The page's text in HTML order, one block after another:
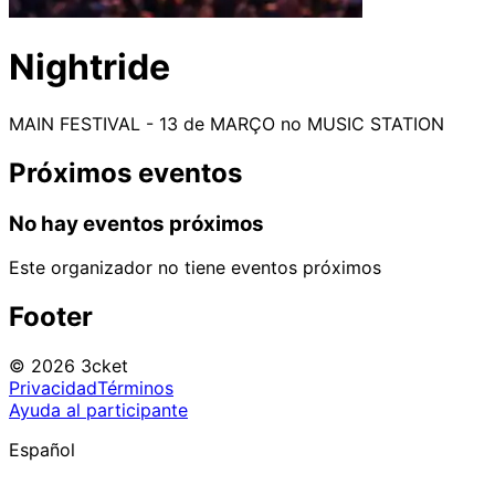
Nightride
MAIN FESTIVAL - 13 de MARÇO no MUSIC STATION
Próximos eventos
No hay eventos próximos
Este organizador no tiene eventos próximos
Footer
© 2026 3cket
PrivacidadTérminos
Ayuda al participante
Español